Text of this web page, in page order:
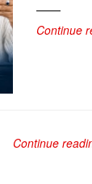
Continue
Continue